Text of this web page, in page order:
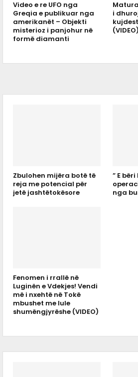
Video e re UFO nga
Greqia e publikuar nga
amerikanët – Objekti
misterioz i panjohur në
formë diamanti
i
(VIDEO)
Zbulohen mijëra botë të
reja me potencial për
jetë jashtëtokësore
” E
nga
Fenomen i rrallë në
Luginën e Vdekjes! Vendi
më i nxehtë në Tokë
mbushet me lule
shumëngjyrëshe (VIDEO)